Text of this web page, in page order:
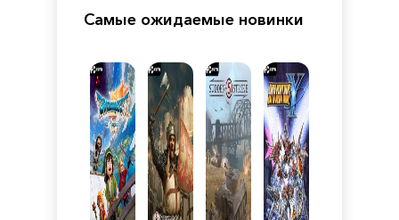
Самые ожидаемые новинки